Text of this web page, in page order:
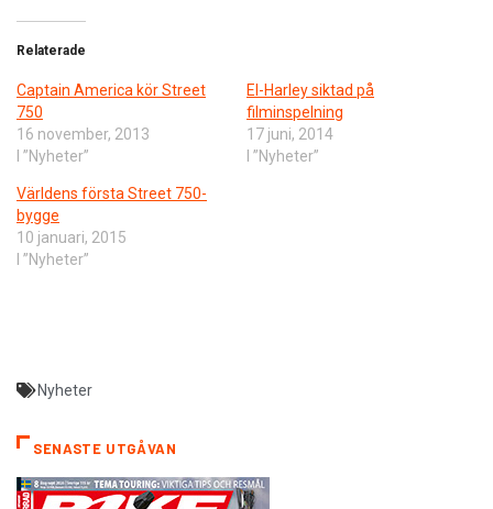
Relaterade
Captain America kör Street
750
16 november, 2013
I ”Nyheter”
El-Harley siktad på
filminspelning
17 juni, 2014
I ”Nyheter”
Världens första Street 750-
bygge
10 januari, 2015
I ”Nyheter”
Nyheter
SENASTE UTGÅVAN